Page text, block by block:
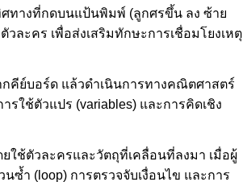
ศทางที่กดบนแป้นพิมพ์ (ลูกศรขึ้น ลง ซ้าย
ละคร เพื่อส่งเสริมทักษะการเชื่อมโยงเหตุ
กคีย์บอร์ด แล้วดำเนินการทางคณิตศาสตร์
ใช้ตัวแปร (variables) และการคิดเชิง
ยใช้ตัวละครและวัตถุที่เคลื่อนที่ลงมา เมื่อผู้
ซ้ำ (loop) การตรวจจับเงื่อนไข และการ